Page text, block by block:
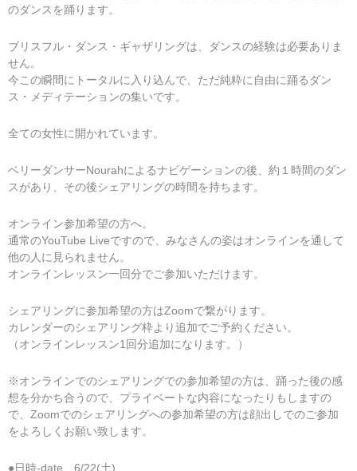
のダンスを踊ります。
ブリスフル・ダンス・ギャザリングは、ダンスの経験は必要ありま
せん。
今この瞬間にトータルに入り込んで、ただ純粋に自由に踊るダン
ス・メディテーションの集いです。
全ての女性に開かれています。
ベリーダンサーNourahによるナビゲーションの後、約１時間のダン
スがあり、その後シェアリングの時間を持ちます。
オンライン参加希望の方へ。
通常のYouTube Liveですので、みなさんの姿はオンラインを通して
他の人に見られません。
オンラインレッスン一回分でご参加いただけます。
シェアリングに参加希望の方はZoomで繋がります。
カレンダーのシェアリング枠より追加でご予約ください。
（オンラインレッスン1回分追加になります。）
※オンラインでのシェアリングでの参加希望の方は、踊った後の感
想を分かち合うので、プライベートな内容になったりもしますの
で、Zoomでのシェアリングへの参加希望の方は顔出しでのご参加
をよろしくお願い致します。
●日時-date 6/22(土)